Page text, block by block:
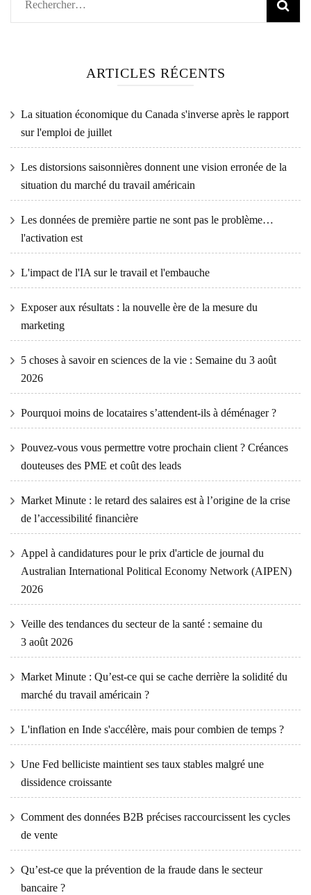
Rechercher :
ARTICLES RÉCENTS
La situation économique du Canada s'inverse après le rapport
sur l'emploi de juillet
Les distorsions saisonnières donnent une vision erronée de la
situation du marché du travail américain
Les données de première partie ne sont pas le problème…
l'activation est
L'impact de l'IA sur le travail et l'embauche
Exposer aux résultats : la nouvelle ère de la mesure du
marketing
5 choses à savoir en sciences de la vie : Semaine du 3 août
2026
Pourquoi moins de locataires s’attendent-ils à déménager ?
Pouvez-vous vous permettre votre prochain client ? Créances
douteuses des PME et coût des leads
Market Minute : le retard des salaires est à l’origine de la crise
de l’accessibilité financière
Appel à candidatures pour le prix d'article de journal du
Australian International Political Economy Network (AIPEN)
2026
Veille des tendances du secteur de la santé : semaine du
3 août 2026
Market Minute : Qu’est-ce qui se cache derrière la solidité du
marché du travail américain ?
L'inflation en Inde s'accélère, mais pour combien de temps ?
Une Fed belliciste maintient ses taux stables malgré une
dissidence croissante
Comment des données B2B précises raccourcissent les cycles
de vente
Qu’est-ce que la prévention de la fraude dans le secteur
bancaire ?